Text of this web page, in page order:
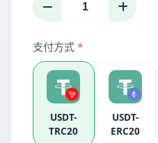
支付方式 *
USDT-
TRC20
USDT-
ERC20